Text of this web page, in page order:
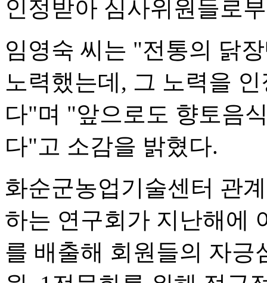
인정받아 심사위원들로
임영숙 씨는 "전통의 닭
노력했는데, 그 노력을
다"며 "앞으로도 향토음
다"고 소감을 밝혔다.
화순군농업기술센터 관
하는 연구회가 지난해에
를 배출해 회원들의 자